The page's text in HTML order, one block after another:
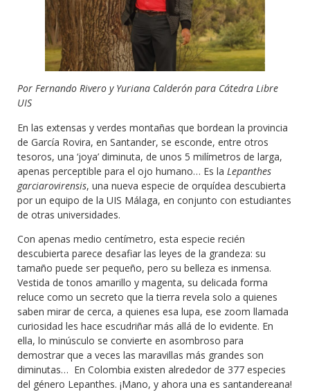
Por Fernando Rivero y Yuriana Calderón para Cátedra Libre
UIS
En las extensas y verdes montañas que bordean la provincia
de García Rovira, en Santander, se esconde, entre otros
tesoros, una ‘joya’ diminuta, de unos 5 milímetros de larga,
apenas perceptible para el ojo humano… Es la Lepanthes
garciarovirensis, una nueva especie de orquídea descubierta
por un equipo de la UIS Málaga, en conjunto con estudiantes
de otras universidades.
Con apenas medio centímetro, esta especie recién
descubierta parece desafiar las leyes de la grandeza: su
tamaño puede ser pequeño, pero su belleza es inmensa.
Vestida de tonos amarillo y magenta, su delicada forma
reluce como un secreto que la tierra revela solo a quienes
saben mirar de cerca, a quienes esa lupa, ese zoom llamada
curiosidad les hace escudriñar más allá de lo evidente. En
ella, lo minúsculo se convierte en asombroso para
demostrar que a veces las maravillas más grandes son
diminutas… En Colombia existen alrededor de 377 especies
del género Lepanthes. ¡Mano, y ahora una es santandereana!